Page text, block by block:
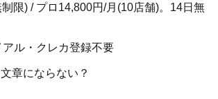
限) / プロ14,800円/月(10店舗)。14日無
ル・クレカ登録不要
章にならない？